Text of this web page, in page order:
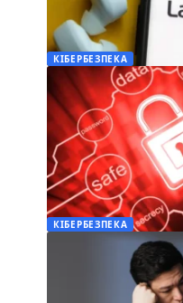
КІБЕРБЕЗПЕКА
КІБЕРБЕЗПЕКА